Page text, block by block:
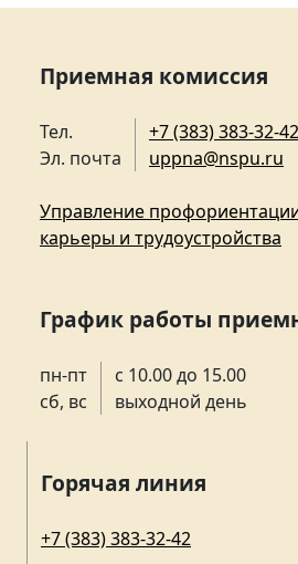
Приемная комиссия
Тел.
Эл. почта
+7 (383) 383-32-42
uppna@nspu.ru
Управление
карьеры и трудоустройства
График работы
пн-пт
сб, вс
с 10.00 до 15.00
выходной день
Горячая линия
+7 (383) 383-32-42